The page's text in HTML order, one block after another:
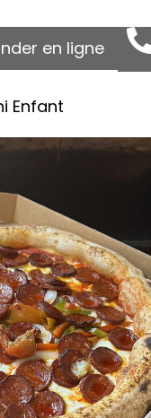
en ligne
Enfant